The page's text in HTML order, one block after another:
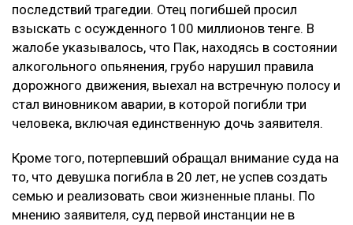
последствий трагедии. Отец погибшей просил
взыскать с осужденного 100 миллионов тенге. В
жалобе указывалось, что Пак, находясь в состоянии
алкогольного опьянения, грубо нарушил правила
дорожного движения, выехал на встречную полосу и
стал виновником аварии, в которой погибли три
человека, включая единственную дочь заявителя.
Кроме того, потерпевший обращал внимание суда на
то, что девушка погибла в 20 лет, не успев создать
семью и реализовать свои жизненные планы. По
мнению заявителя, суд первой инстанции не в